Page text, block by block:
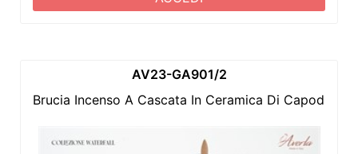
AV23-GA901/2
Brucia Incenso A Cascata In Ceramica Di